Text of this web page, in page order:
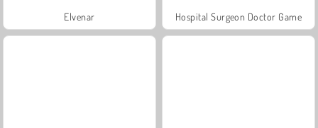
Elvenar Hospital Surgeon Doctor Game